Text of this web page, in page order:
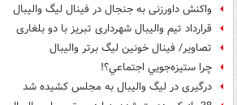
واکنش داورزنی به جنجال در فینال لیگ والیبال
قرارداد تیم والیبال شهرداری تبریز با دو بلغاری
تصاویر/ فینال خونین لیگ برتر والیبال
چرا ستيزه‌جويي اجتماعي؟!
درگیری در لیگ والیبال به مجلس کشیده شد